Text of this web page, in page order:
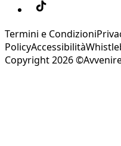
Termini e Condizioni
PolicyAccessibilità
Copyright 2026